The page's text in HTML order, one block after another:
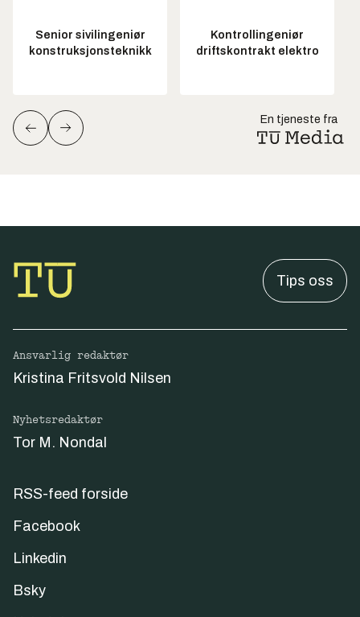
Senior sivilingeniør
konstruksjonsteknikk
Kontrollingeniør
driftskontrakt elektro
En tjeneste fra
Tips oss
Ansvarlig redaktør
Kristina Fritsvold Nilsen
Nyhetsredaktør
Tor M. Nondal
RSS-feed forside
Facebook
Linkedin
Bsky